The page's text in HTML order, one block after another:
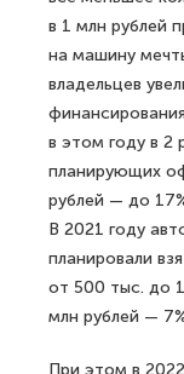
в 1 млн рублей
на машину
владельцев
в этом году в 2
планирующих
рублей — до
В 2021 году
планировали
от 500 тыс. до
млн рублей —